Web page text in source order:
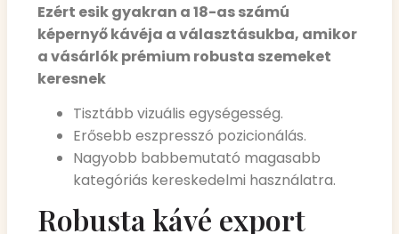
Ezért esik gyakran a 18-as számú
képernyő kávéja a választásukba, amikor
a vásárlók prémium robusta szemeket
keresnek
Tisztább vizuális egységesség.
Erősebb eszpresszó pozicionálás.
Nagyobb babbemutató magasabb
kategóriás kereskedelmi használatra.
Robusta kávé export